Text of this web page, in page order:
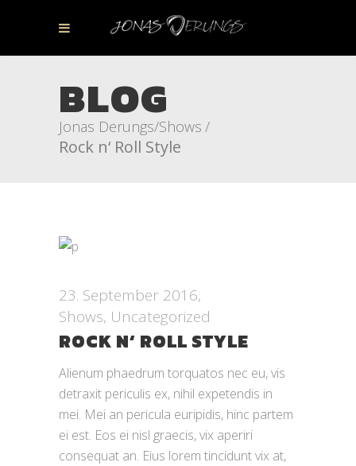
BLOG
Jonas Derungs/Shows /
Rock n‘ Roll Style
23. September 2016
Shows, Uncategorized
ROCK N‘ ROLL STYLE
Alienum phaedrum torquatos nec eu, vis
detraxit periculis ex, nihil expetendis in
mei. Mei an pericula euripidis, hinc partem
ei est. Eos ei nisl graecis, vix aperiri
consequat an. Eius lorem tincidunt vix at,